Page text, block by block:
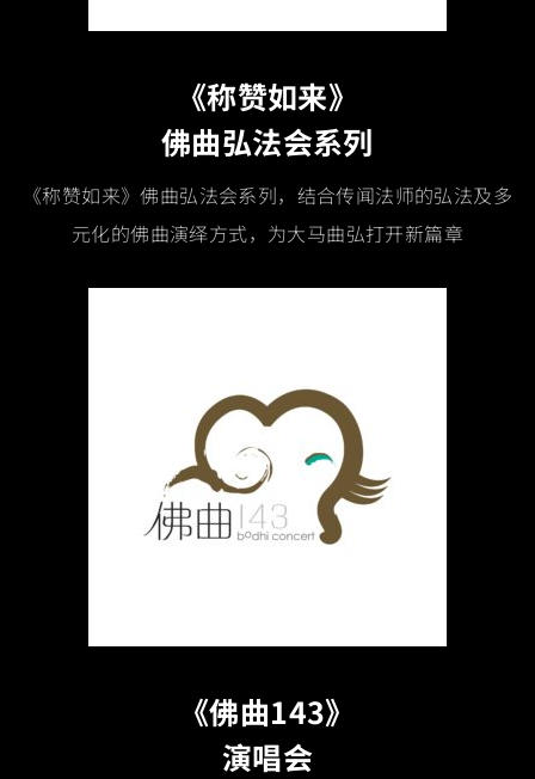
《称赞如来》
佛曲弘法会系列
《称赞如来》佛曲弘法会系列，结合传闻法师的弘法及多
元化的佛曲演绎方式，为大马曲弘打开新篇章
《佛曲143》
演唱会